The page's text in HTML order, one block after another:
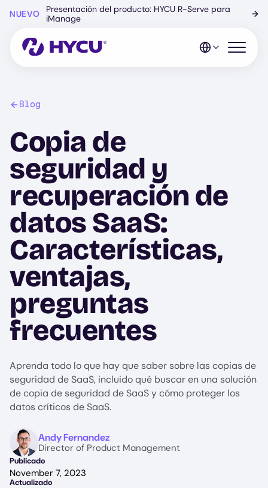
principal
NUEVO
Presentación del producto: HYCU R-Serve para
iManage
→
Abrir el
Blog
Copia de
seguridad y
recuperación de
datos SaaS:
Características,
ventajas,
preguntas
frecuentes
Aprenda todo lo que hay que saber sobre las copias de
seguridad de SaaS, incluido qué buscar en una solución
de copia de seguridad de SaaS y cómo proteger los
datos críticos de SaaS.
Image Andy Fernandez
Director of Product Management
Publicado
November 7, 2023
Actualizado